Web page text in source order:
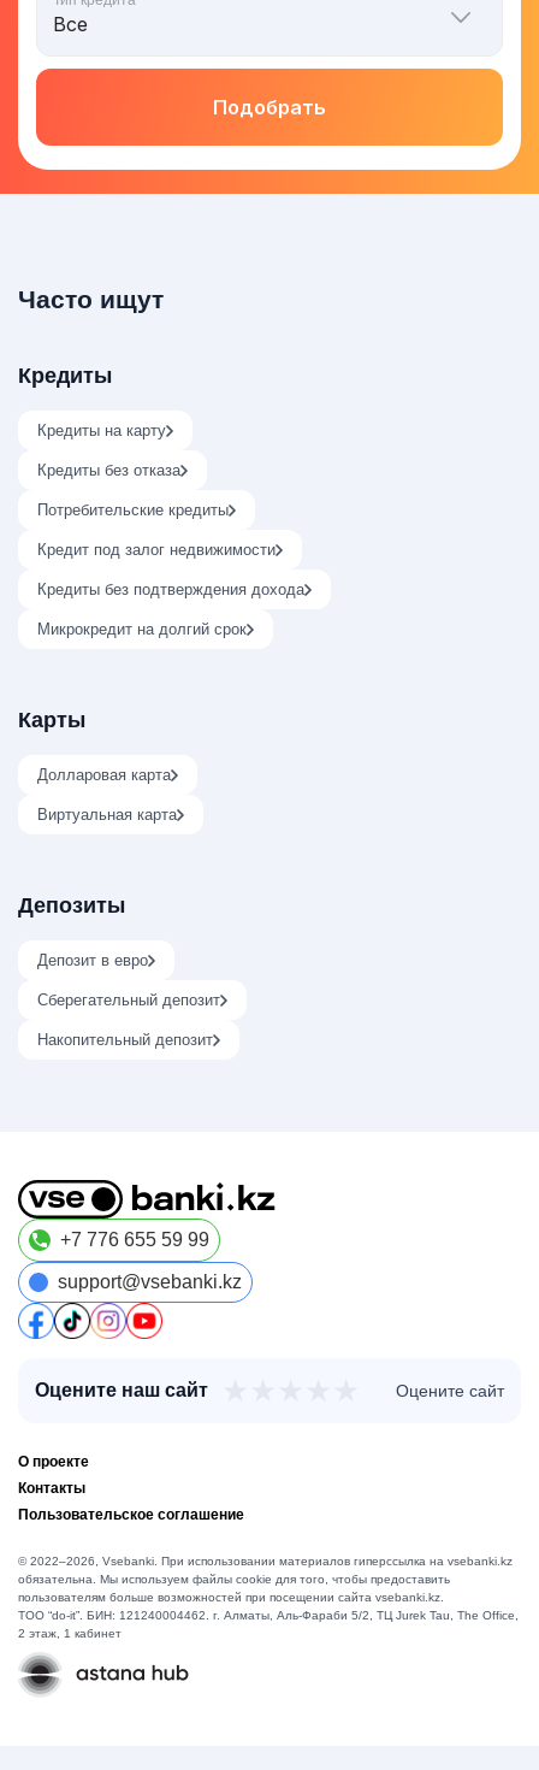
Подобрать
Часто ищут
Кредиты
Кредиты на карту
Кредиты без отказа
Потребительские кредиты
Кредит под залог недвижимости
Кредиты без подтверждения дохода
Микрокредит на долгий срок
Карты
Долларовая карта
Виртуальная карта
Депозиты
Депозит в евро
Сберегательный депозит
Накопительный депозит
+7 776 655 59 99
support@vsebanki.kz
Оцените наш сайт Оцените сайт
О проекте
Контакты
Пользовательское соглашение
© 2022–2026, Vsebanki. При использовании материалов гиперссылка на vsebanki.kz
обязательна. Мы используем файлы cookie для того, чтобы предоставить
пользователям больше возможностей при посещении сайта vsebanki.kz.
TOO “do-it”. БИН: 121240004462. г. Алматы, ​Аль-Фараби 5/2, ТЦ Jurek Tau, The Office,
2 этаж, 1 кабинет